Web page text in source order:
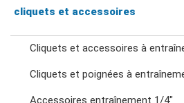
clés mixtes
clés mixtes à cliquet
cliquets et accessoires
Cliquets et accessoires à
Cliquets et poignées à
Accessoires entraînement 1/4"